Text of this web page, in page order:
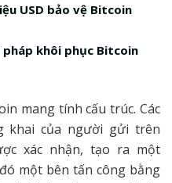
USD bảo vệ Bitcoin
khôi phục Bitcoin
mang tính cấu trúc. Các
khai của người gửi trên
xác nhận, tạo ra một
một bên tấn công bằng